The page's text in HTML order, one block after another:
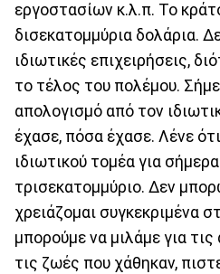
εργοστασίων κ.λ.π. Το
δισεκατομμύρια δολάρια.
ιδιωτικές επιχειρήσεις,
το τέλος του πολέμου.
απολογισμό από τον
έχασε, πόσα έχασε. Λένε
ιδιωτικού τομέα για σήμερα
τρισεκατομμύριο. Δεν
χρειάζομαι συγκεκριμένα
μπορούμε να μιλάμε για
τις ζωές που χάθηκαν,